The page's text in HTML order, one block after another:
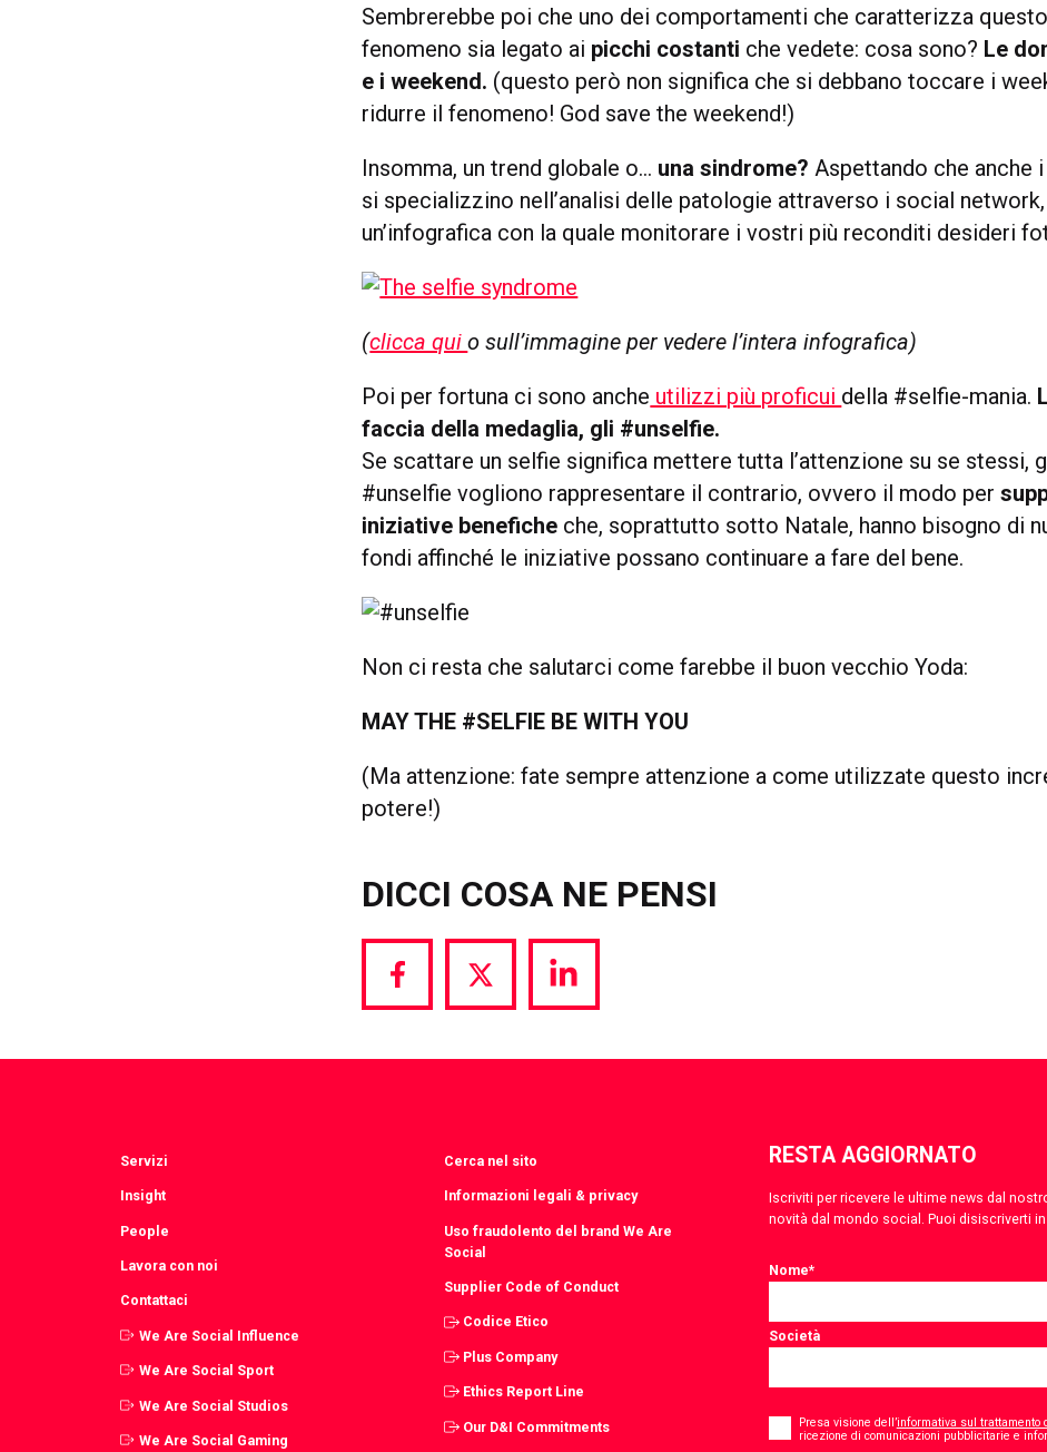
Sembrerebbe poi che uno dei comportamenti che caratterizza questo
fenomeno sia legato ai picchi costanti che vedete: cosa sono? Le
e i weekend. (questo però non significa che si debbano toccare i
ridurre il fenomeno! God save the weekend!)
Insomma, un trend globale o… una sindrome? Aspettando che anche
si specializzino nell’analisi delle patologie attraverso i social
un’infografica con la quale monitorare i vostri più reconditi desideri
(clicca quio sull’immagine per vedere l’intera infografica)
Poi per fortuna ci sono anche utilizzi più proficui della #selfie-mania.
faccia della medaglia, gli #unselfie.
Se scattare un selfie significa mettere tutta l’attenzione su se stessi,
#unselfie vogliono rappresentare il contrario, ovvero il modo per
iniziative benefiche che, soprattutto sotto Natale, hanno bisogno di
fondi affinché le iniziative possano continuare a fare del bene.
Non ci resta che salutarci come farebbe il buon vecchio Yoda:
MAY THE #SELFIE BE WITH YOU
(Ma attenzione: fate sempre attenzione a come utilizzate questo
potere!)
DICCI COSA NE PENSI
Share
Facebook
Share
Twitter
Share
LinkedIn
Servizi
Insight
People
Lavora con noi
Contattaci
We Are Social Influence
We Are Social Sport
We Are Social Studios
We Are Social Gaming
Cerca nel sito
Informazioni legali & privacy
Uso fraudolento del brand We Are
Social
Supplier Code of Conduct
Codice Etico
Plus Company
Ethics Report Line
Our D&I Commitments
RESTA AGGIORNATO
Iscriviti per ricevere le ultime news dal
novità dal mondo social. Puoi disiscriverti
Nome*
Società
* Presa visione dell’informativa sul trattamento
ricezione di comunicazioni pubblicitarie e